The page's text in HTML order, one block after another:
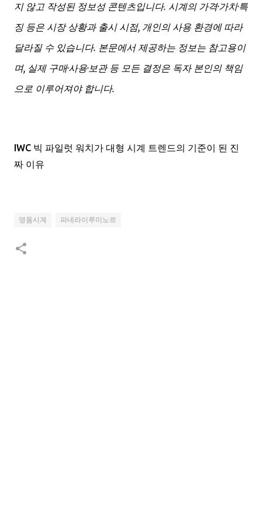
지 않고 작성된 정보성 콘텐츠입니다. 시계의 가격·가치·특
징 등은 시장 상황과 출시 시점, 개인의 사용 환경에 따라
달라질 수 있습니다. 본문에서 제공하는 정보는 참고용이
며, 실제 구매·사용·보관 등 모든 결정은 독자 본인의 책임
으로 이루어져야 합니다.
IWC 빅 파일럿 워치가 대형 시계 트렌드의 기준이 된 진
짜 이유
명품시계 파네라이루미노르